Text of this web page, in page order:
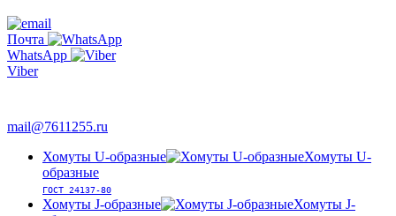
Почта
WhatsApp
Viber
mail@7611255.ru
Хомуты U-образные
Хомуты U-
образные
ГОСТ 24137-80
Хомуты J-образные
Хомуты J-